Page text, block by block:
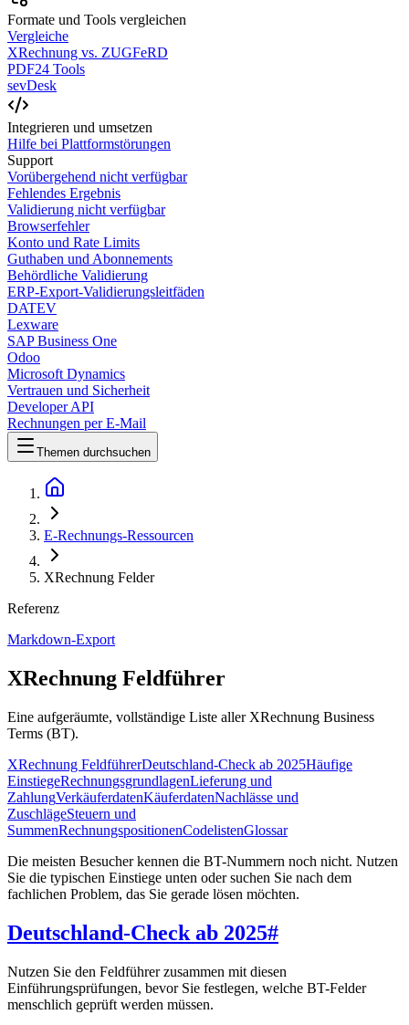
Formate und Tools vergleichen
Vergleiche
XRechnung vs. ZUGFeRD
PDF24 Tools
sevDesk
Integrieren und umsetzen
Hilfe bei Plattformstörungen
Support
Vorübergehend nicht verfügbar
Fehlendes Ergebnis
Validierung nicht verfügbar
Browserfehler
Konto und Rate Limits
Guthaben und Abonnements
Behördliche Validierung
ERP-Export-Validierungsleitfäden
DATEV
Lexware
SAP Business One
Odoo
Microsoft Dynamics
Vertrauen und Sicherheit
Developer API
Rechnungen per E-Mail
Themen durchsuchen
E-Rechnungs-Ressourcen
XRechnung Felder
Referenz
Markdown-Export
XRechnung Feldführer
Eine aufgeräumte, vollständige Liste aller XRechnung Business
Terms (BT).
XRechnung FeldführerDeutschland-Check ab 2025Häufige
EinstiegeRechnungsgrundlagenLieferung und
ZahlungVerkäuferdatenKäuferdatenNachlässe und
ZuschlägeSteuern und
SummenRechnungspositionenCodelistenGlossar
Die meisten Besucher kennen die BT-Nummern noch nicht. Nutzen
Sie die typischen Einstiege unten oder suchen Sie nach dem
fachlichen Problem, das Sie gerade lösen möchten.
Deutschland-Check ab 2025#
Nutzen Sie den Feldführer zusammen mit diesen
Einführungsprüfungen, bevor Sie festlegen, welche BT-Felder
menschlich geprüft werden müssen.